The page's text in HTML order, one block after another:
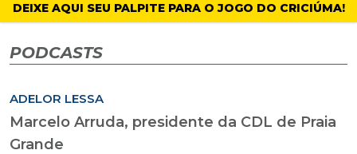
DEIXE AQUI SEU PALPITE PARA O JOGO DO CRICIÚMA!
PODCASTS
ADELOR LESSA
Marcelo Arruda, presidente da CDL de Praia
Grande